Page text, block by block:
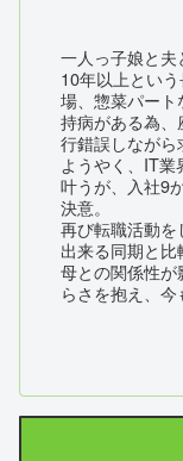
一人っ子娘と夫
10年以上とい
場、惣菜パート
持病がある為
行錯誤しながら
ようやく、IT
叶うが、入社9
決意。
再び転職活動を
出来る同期と比
母との関係性
らさを抱え、今